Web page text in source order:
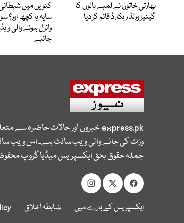
بھارتی خاتون نے لمبے بالوں کا
گینیز ورلڈ ریکارڈ قائم کر دیا
کنویں میں
سایہ یا کچھ اور؟
وائرل ہونے والی
جانیے
express.pkخبروں اور حالات حاضرہ سے
وزٹ کی جانے والی ویب سائٹ ہے۔ اس ویب
جملہ حقوق بحق ایکسپریس میڈیا گروپ
ایکسپریس کے بارے میں ضابطہ اخلاق